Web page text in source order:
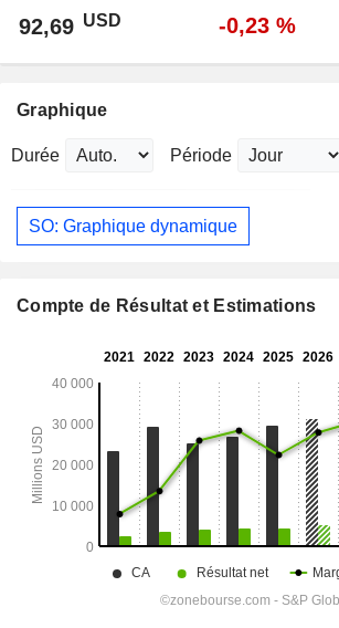
92,69 USD -0,23 %
Graphique
Durée Période
SO: Graphique dynamique
Compte de Résultat et Estimations